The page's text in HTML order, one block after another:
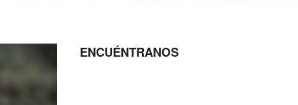
ENCUÉNTRANOS